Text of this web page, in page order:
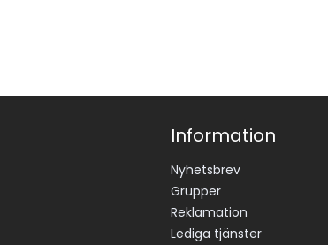
Information
Nyhetsbrev
Grupper
Reklamation
Lediga tjänster